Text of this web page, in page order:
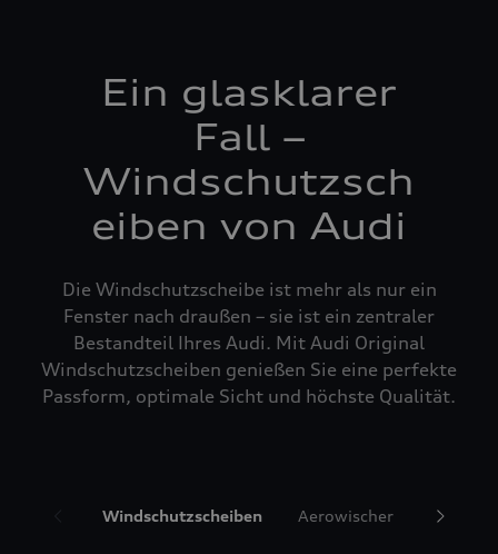
Ein glasklarer
Fall –
Windschutzsch
eiben von Audi
Die Windschutzscheibe ist mehr als nur ein
Fenster nach draußen – sie ist ein zentraler
Bestandteil Ihres Audi. Mit Audi Original
Windschutzscheiben genießen Sie eine perfekte
Passform, optimale Sicht und höchste Qualität.
Windschutzscheiben Aerowischer